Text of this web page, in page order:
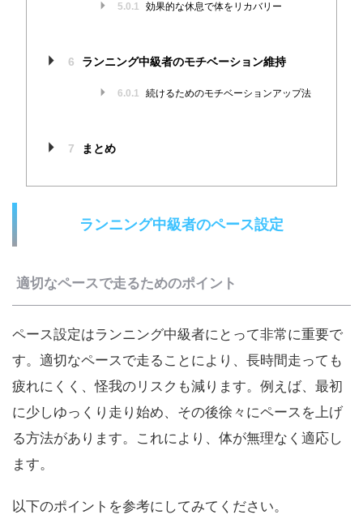
5.0.1 効果的な休息で体をリカバリー
6 ランニング中級者のモチベーション維持
6.0.1 続けるためのモチベーションアップ法
7 まとめ
ランニング中級者のペース設定
適切なペースで走るためのポイント
ペース設定はランニング中級者にとって非常に重要で
す。適切なペースで走ることにより、長時間走っても
疲れにくく、怪我のリスクも減ります。例えば、最初
に少しゆっくり走り始め、その後徐々にペースを上げ
る方法があります。これにより、体が無理なく適応し
ます。
以下のポイントを参考にしてみてください。